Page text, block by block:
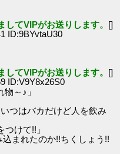
してVIPがお送りします。 []
ID:9BYvtaU30
してVIPがお送りします。 []
ID:V9Y8x26S0
～♪」
つはバカだけど人を飲み
けて!!」
まれたのか!!ちくしょう!!